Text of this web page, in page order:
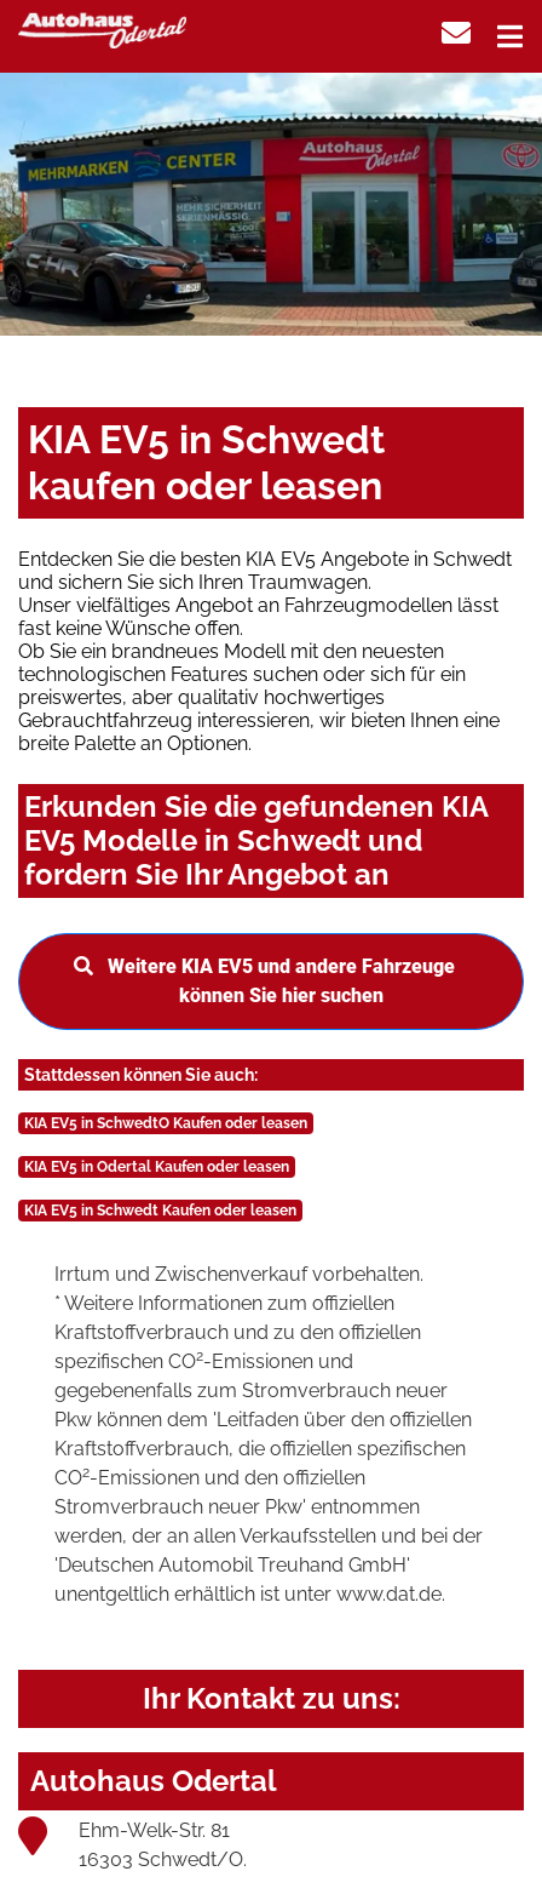
KIA EV5 in Schwedt
kaufen oder leasen
Entdecken Sie die besten KIA EV5 Angebote in Schwedt
und sichern Sie sich Ihren Traumwagen.
Unser vielfältiges Angebot an Fahrzeugmodellen lässt
fast keine Wünsche offen.
Ob Sie ein brandneues Modell mit den neuesten
technologischen Features suchen oder sich für ein
preiswertes, aber qualitativ hochwertiges
Gebrauchtfahrzeug interessieren, wir bieten Ihnen eine
breite Palette an Optionen.
Erkunden Sie die gefundenen KIA
EV5 Modelle in Schwedt und
fordern Sie Ihr Angebot an
Weitere KIA EV5 und andere Fahrzeuge
können Sie hier suchen
Stattdessen können Sie auch:
KIA EV5 in SchwedtO Kaufen oder leasen
KIA EV5 in Odertal Kaufen oder leasen
KIA EV5 in Schwedt Kaufen oder leasen
Irrtum und Zwischenverkauf vorbehalten.
* Weitere Informationen zum offiziellen
Kraftstoffverbrauch und zu den offiziellen
spezifischen CO2-Emissionen und
gegebenenfalls zum Stromverbrauch neuer
Pkw können dem 'Leitfaden über den offiziellen
Kraftstoffverbrauch, die offiziellen spezifischen
CO2-Emissionen und den offiziellen
Stromverbrauch neuer Pkw' entnommen
werden, der an allen Verkaufsstellen und bei der
'Deutschen Automobil Treuhand GmbH'
unentgeltlich erhältlich ist unter www.dat.de.
Ihr Kontakt zu uns:
Autohaus Odertal
Ehm-Welk-Str. 81
16303 Schwedt/O.